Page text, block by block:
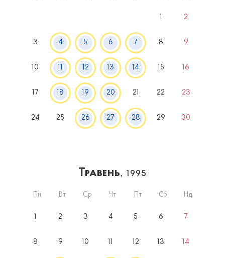
1 2
3 4 5 6 7 8 9
10 11 12 13 14 15 16
17 18 19 20 21 22 23
24 25 26 27 28 29 30
Травень, 1995
Пн Вт Ср Чт Пт Сб Нд
1 2 3 4 5 6 7
8 9 10 11 12 13 14